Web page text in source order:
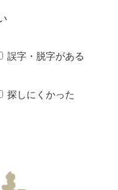
誤字・脱字がある
探しにくかった